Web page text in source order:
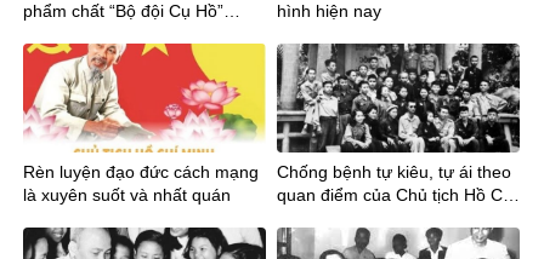
phẩm chất “Bộ đội Cụ Hồ”
hình hiện nay
Rèn luyện đạo đức cách mạng
là xuyên suốt và nhất quán
Chống bệnh tự kiêu, tự ái theo
quan điểm của Chủ tịch Hồ Chí